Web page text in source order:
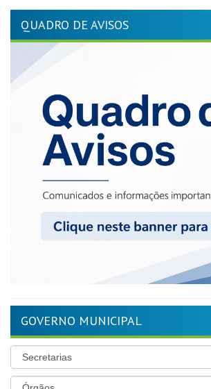
QUADRO DE AVISOS
GOVERNO MUNICIPAL